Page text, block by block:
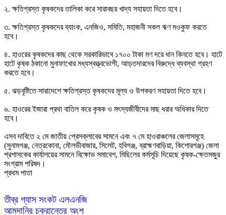
২. ক্ষতিগ্রস্ত কৃষকদের তালিকা করে সারাবছর খাদ্য সহায়তা দিতে হবে।
৩. ক্ষতিগ্রস্ত কৃষকদের ব্যাংক, এনজিও, সমিতি, মহাজনী সকল ঋণ মওকুফ করতে
হবে।
৪. হাওরের কৃষকদের কাছ থেকে সরকারিভাবে ১৭০০ টাকা মণ দরে ধান কিনতে হবে। হাটে
হাটে কৃষক ঠকানো মুনাফাখোর মধ্যস্বত্ত্বভোগী, আড়তদারদের বিরুদ্ধে ব্যবস্থা গ্রহণ
করতে হবে।
৫. ঝড়বৃষ্টিতে সারাদেশে ক্ষতিগ্রস্ত কৃষকদের মূল্য ও উপকরণ সহায়তা দিতে হবে।
৬. হাওরের ইজারা প্রথা বাতিল করে কৃষক ও মৎস্যজীবীদের মাছ ধরার অধিকার দিতে
হবে।
এসব দাবিতে ২ মে জাতীয় প্রেসক্লাবের সামনে এবং ৭ মে হাওরাঞ্চলের জেলাসমূহে
(সুনামগঞ্জ, নেত্রকোনা, মৌলভীবাজার, সিলেট, হবিগঞ্জ, ব্রাহ্মণবাড়িয়া, কিশোরগঞ্জ) জেলা
প্রশাসকের কার্যালয়ের সামনে বিক্ষোভ সমাবেশ, মিছিলের কর্মসূচি দিয়েছে কৃষক-ক্ষেতমজুর
প্রথম পাতা
তীব্র গ্যাস সংকট এলএনজি